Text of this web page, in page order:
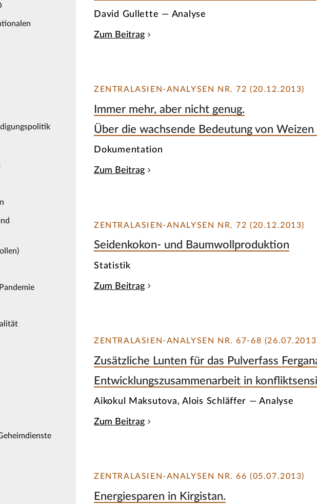
David Gullette — Analyse
Zum Beitrag
ZENTRALASIEN-ANALYSEN NR. 72 (20.12.2013)
Immer mehr, aber nicht genug.
Über die wachsende Bedeutung von Weizen
Dokumentation
Zum Beitrag
ZENTRALASIEN-ANALYSEN NR. 72 (20.12.2013)
Seidenkokon- und Baumwollproduktion
Statistik
Zum Beitrag
ZENTRALASIEN-ANALYSEN NR. 67-68
Zusätzliche Lunten für das Pulverfass
Entwicklungszusammenarbeit in
Aikokul Maksutova, Alois Schläffer — Analyse
Zum Beitrag
ZENTRALASIEN-ANALYSEN NR. 66 (05.07.2013)
Energiesparen in Kirgistan.